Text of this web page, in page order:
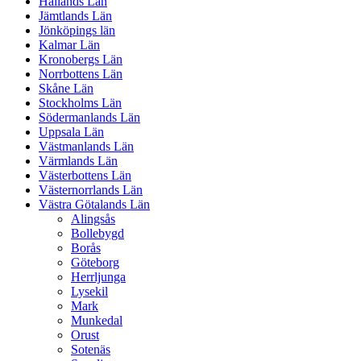
Jämtlands Län
Jönköpings län
Kalmar Län
Kronobergs Län
Norrbottens Län
Skåne Län
Stockholms Län
Södermanlands Län
Uppsala Län
Västmanlands Län
Värmlands Län
Västerbottens Län
Västernorrlands Län
Västra Götalands Län
Alingsås
Bollebygd
Borås
Göteborg
Herrljunga
Lysekil
Mark
Munkedal
Orust
Sotenäs